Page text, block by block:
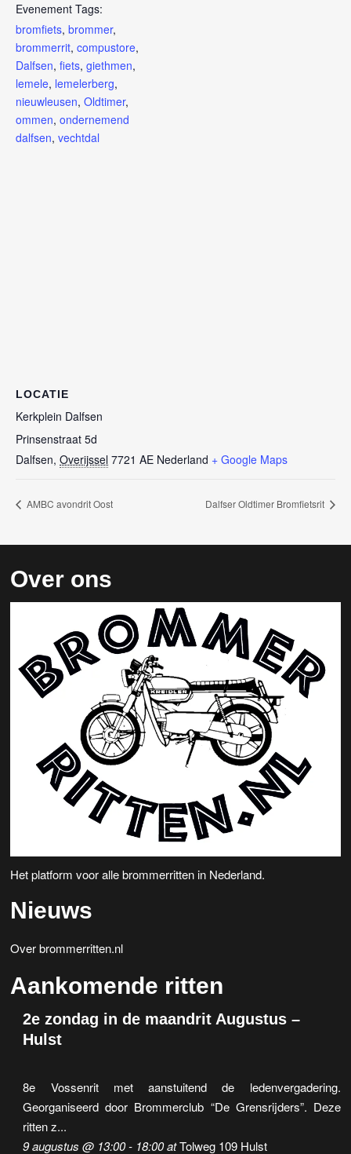
Evenement Tags:
bromfiets, brommer,
brommerrit, compustore,
Dalfsen, fiets, giethmen,
lemele, lemelerberg,
nieuwleusen, Oldtimer,
ommen, ondernemend
dalfsen, vechtdal
LOCATIE
Kerkplein Dalfsen
Prinsenstraat 5d
Dalfsen, Overijssel 7721 AE Nederland + Google Maps
AMBC avondrit Oost Dalfser Oldtimer Bromfietsrit
Over ons
Het platform voor alle brommerritten in Nederland.
Nieuws
Over brommerritten.nl
Aankomende ritten
2e zondag in de maandrit Augustus –
Hulst
8e Vossenrit met aanstuitend de ledenvergadering.
Georganiseerd door Brommerclub “De Grensrijders”. Deze
ritten z...
9 augustus @ 13:00- 18:00atTolweg 109 Hulst